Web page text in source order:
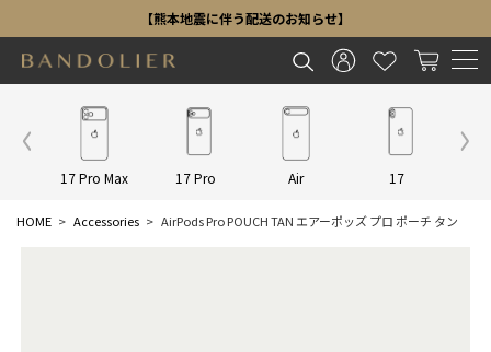
【熊本地震に伴う配送のお知らせ】
17 Pro Max 17 Pro Air 17
HOME Accessories AirPods Pro POUCH TAN エアーポッズ プロ ポーチ タン